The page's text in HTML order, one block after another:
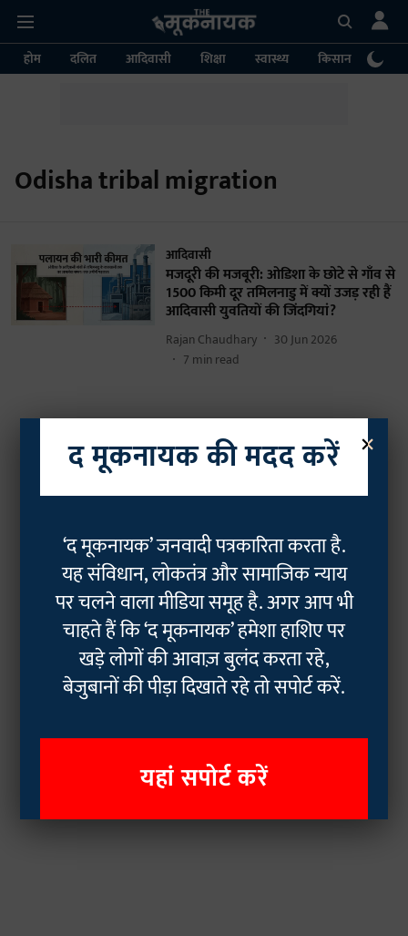
होम दलित आदिवासी शिक्षा स्वास्थ्य किसान
Odisha tribal migration
आदिवासी
मजदूरी की मजबूरी: ओडिशा के छोटे से गाँव से
1500 किमी दूर तमिलनाडु में क्यों उजड़ रही हैं
आदिवासी युवतियों की जिंदगियां?
Rajan Chaudhary
30 Jun 2026
7 min read
×
द मूकनायक की मदद करें
‘द मूकनायक’ जनवादी पत्रकारिता करता है.
यह संविधान, लोकतंत्र और सामाजिक न्याय
पर चलने वाला मीडिया समूह है. अगर आप भी
चाहते हैं कि ‘द मूकनायक’ हमेशा हाशिए पर
खड़े लोगों की आवाज़ बुलंद करता रहे,
बेजुबानों की पीड़ा दिखाते रहे तो सपोर्ट करें.
यहां सपोर्ट करें